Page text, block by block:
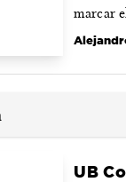
marcar
UB